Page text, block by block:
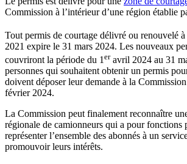
Commission à l’intérieur d’une région établie
Tout permis de courtage délivré ou renouvelé à
2021 expire le 31 mars 2024. Les nouveaux
couvriront la période du 1 eravril 2024 au 31
personnes qui souhaitent obtenir un permis
doivent déposer leur demande à la
février 2024.
La Commission peut finalement reconnaître
régionale de camionneurs qui a pour fonctions
représenter l’ensemble des abonnés à un
promouvoir leurs intérêts.